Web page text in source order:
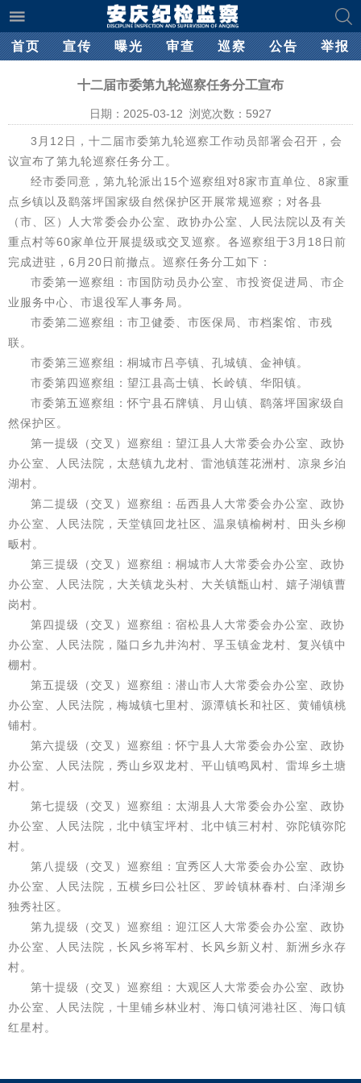
首页 宣传 曝光 审查 巡察 公告 举报
十二届市委第九轮巡察任务分工宣布
日期：2025-03-12 浏览次数： 5927
3月12日，十二届市委第九轮巡察工作动员部署会召开，会
议宣布了第九轮巡察任务分工。
经市委同意，第九轮派出15个巡察组对8家市直单位、8家重
点乡镇以及鹞落坪国家级自然保护区开展常规巡察；对各县
（市、区）人大常委会办公室、政协办公室、人民法院以及有关
重点村等60家单位开展提级或交叉巡察。各巡察组于3月18日前
完成进驻，6月20日前撤点。巡察任务分工如下：
市委第一巡察组：市国防动员办公室、市投资促进局、市企
业服务中心、市退役军人事务局。
市委第二巡察组：市卫健委、市医保局、市档案馆、市残
联。
市委第三巡察组：桐城市吕亭镇、孔城镇、金神镇。
市委第四巡察组：望江县高士镇、长岭镇、华阳镇。
市委第五巡察组：怀宁县石牌镇、月山镇、鹞落坪国家级自
然保护区。
第一提级（交叉）巡察组：望江县人大常委会办公室、政协
办公室、人民法院，太慈镇九龙村、雷池镇莲花洲村、凉泉乡泊
湖村。
第二提级（交叉）巡察组：岳西县人大常委会办公室、政协
办公室、人民法院，天堂镇回龙社区、温泉镇榆树村、田头乡柳
畈村。
第三提级（交叉）巡察组：桐城市人大常委会办公室、政协
办公室、人民法院，大关镇龙头村、大关镇甑山村、嬉子湖镇曹
岗村。
第四提级（交叉）巡察组：宿松县人大常委会办公室、政协
办公室、人民法院，隘口乡九井沟村、孚玉镇金龙村、复兴镇中
棚村。
第五提级（交叉）巡察组：潜山市人大常委会办公室、政协
办公室、人民法院，梅城镇七里村、源潭镇长和社区、黄铺镇桃
铺村。
第六提级（交叉）巡察组：怀宁县人大常委会办公室、政协
办公室、人民法院，秀山乡双龙村、平山镇鸣凤村、雷埠乡土塘
村。
第七提级（交叉）巡察组：太湖县人大常委会办公室、政协
办公室、人民法院，北中镇宝坪村、北中镇三村村、弥陀镇弥陀
村。
第八提级（交叉）巡察组：宜秀区人大常委会办公室、政协
办公室、人民法院，五横乡曰公社区、罗岭镇林春村、白泽湖乡
独秀社区。
第九提级（交叉）巡察组：迎江区人大常委会办公室、政协
办公室、人民法院，长风乡将军村、长风乡新义村、新洲乡永存
村。
第十提级（交叉）巡察组：大观区人大常委会办公室、政协
办公室、人民法院，十里铺乡林业村、海口镇河港社区、海口镇
红星村。